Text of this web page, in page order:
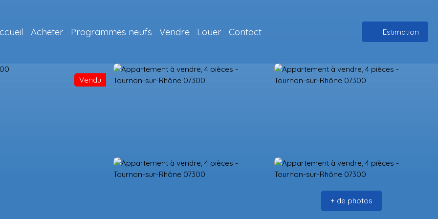
Acheter Programmes neufs Vendre Louer Contact Estimation
Vendu
+ de photos